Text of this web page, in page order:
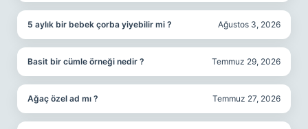
5 aylık bir bebek çorba yiyebilir mi ? Ağustos 3, 2026
Basit bir cümle örneği nedir ? Temmuz 29, 2026
Ağaç özel ad mı ? Temmuz 27, 2026